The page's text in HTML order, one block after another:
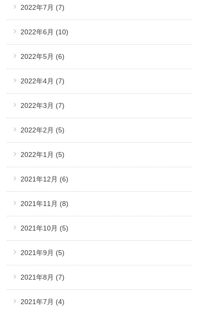
2022年7月 (7)
2022年6月 (10)
2022年5月 (6)
2022年4月 (7)
2022年3月 (7)
2022年2月 (5)
2022年1月 (5)
2021年12月 (6)
2021年11月 (8)
2021年10月 (5)
2021年9月 (5)
2021年8月 (7)
2021年7月 (4)